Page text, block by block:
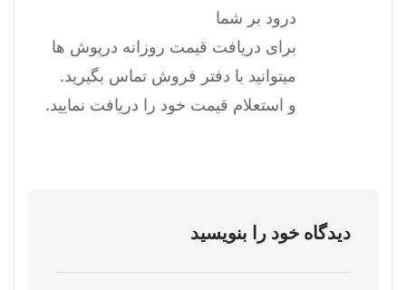
درود بر شما
برای دریافت قیمت روزانه درپوش ها
میتوانید با دفتر فروش تماس بگیرید.
و استعلام قیمت خود را دریافت نمایید.
دیدگاه خود را بنویسید